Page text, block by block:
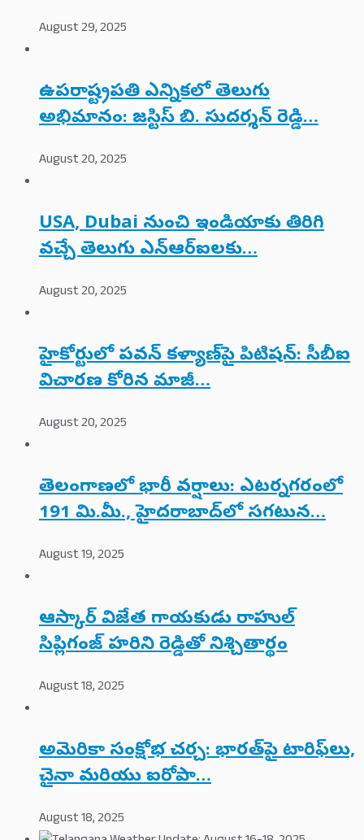
August 29, 2025
ఉపరాష్ట్రపతి ఎన్నికలో తెలుగు
అభిమానం: జస్టిస్ బి. సుదర్శన్ రెడ్డి…
August 20, 2025
USA, Dubai నుంచి ఇండియాకు తిరిగి
వచ్చే తెలుగు ఎన్‌ఆర్‌ఐలకు…
August 20, 2025
హైకోర్టులో పవన్ కళ్యాణ్‌పై పిటిషన్: సీబీఐ
విచారణ కోరిన మాజీ…
August 20, 2025
తెలంగాణలో భారీ వర్షాలు: ఎటర్నగరంలో
191 మి.మీ., హైదరాబాద్‌లో సగటున…
August 19, 2025
ఆస్కార్ విజేత గాయకుడు రాహుల్
సిప్లిగంజ్ హరిని రెడ్డితో నిశ్చితార్థం
August 18, 2025
అమెరికా సంక్షోభ చర్చ: భారత్‌పై టారిఫ్‌లు,
చైనా మరియు ఐరోపా…
August 18, 2025